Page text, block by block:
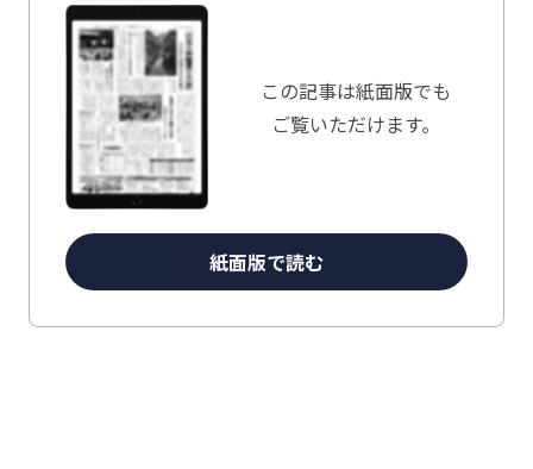
この記事は紙面版でも
ご覧いただけます。
紙面版で読む